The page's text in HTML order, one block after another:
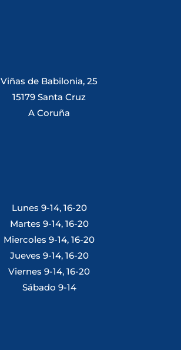
Viñas de Babilonia, 25
15179 Santa Cruz
A Coruña
Lunes 9-14, 16-20
Martes 9-14, 16-20
Miercoles 9-14, 16-20
Jueves 9-14, 16-20
Viernes 9-14, 16-20
Sábado 9-14